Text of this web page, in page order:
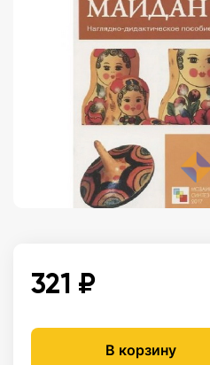
321 ₽
В корзину